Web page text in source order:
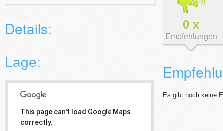
Details:
Lage:
This page can't load Google Maps
correctly.
0 x
Empfehlungen
Es gibt noch keine